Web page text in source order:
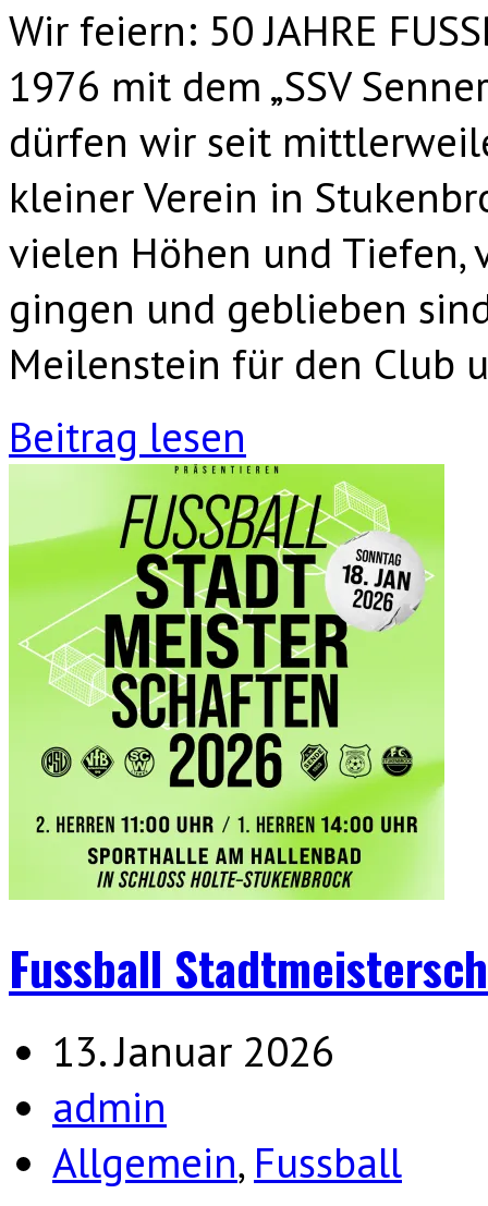
Wir feiern: 50 JAHRE
1976 mit dem „SSV
dürfen wir seit
kleiner Verein in
vielen Höhen und Tiefen,
gingen und geblieben
Meilenstein für den Club
Beitrag lesen
Fussball
13. Januar 2026
admin
Allgemein, Fussball